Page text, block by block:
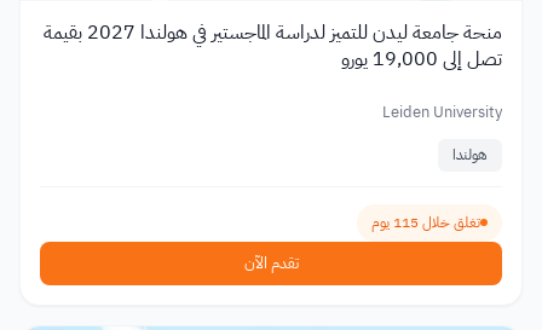
منحة جامعة ليدن للتميز لدراسة الماجستير في هولندا 2027 بقيمة
تصل إلى 19,000 يورو
Leiden University
هولندا
تغلق خلال 115 يوم
تقدم الآن